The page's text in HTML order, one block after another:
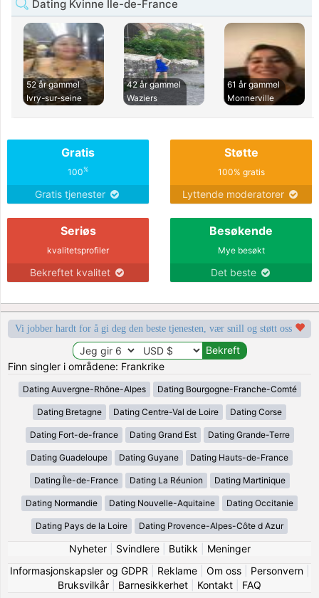
Dating Kvinne Île-de-France
52 år gammel
Ivry-sur-seine
42 år gammel
Waziers
61 år gammel
Monnerville
Gratis
100%
Gratis tjenester
Støtte
100% gratis
Lyttende moderatorer
Seriøs
kvalitetsprofiler
Bekreftet kvalitet
Besøkende
Mye besøkt
Det beste
Vi jobber hardt for å gi deg den beste tjenesten, vær snill og støtt oss
Finn singler i områdene: Frankrike
Dating Auvergne-Rhône-Alpes Dating Bourgogne-Franche-Comté
Dating Bretagne Dating Centre-Val de Loire Dating Corse
Dating Fort-de-france Dating Grand Est Dating Grande-Terre
Dating Guadeloupe Dating Guyane Dating Hauts-de-France
Dating Île-de-France Dating La Réunion Dating Martinique
Dating Normandie Dating Nouvelle-Aquitaine Dating Occitanie
Dating Pays de la Loire Dating Provence-Alpes-Côte d Azur
Nyheter| Svindlere| Butikk
Meninger
Informasjonskapsler og GDPR
Reklame| Om oss| Personvern|
Bruksvilkår
Barnesikkerhet Kontakt FAQ